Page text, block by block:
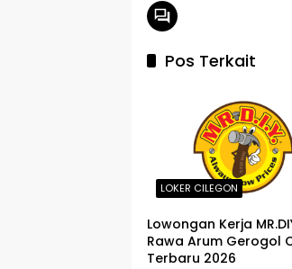
Pos Terkait
LOKER CILEGON
Lowongan Kerja
Rawa Arum Gerogol
Terbaru 2026